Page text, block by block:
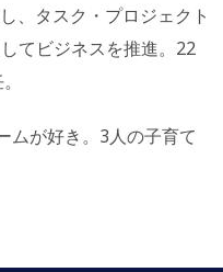
、タスク・プロジェクト
てビジネスを推進。22
ムが好き。3人の子育て